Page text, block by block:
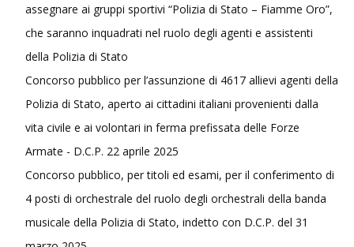
assegnare ai gruppi sportivi “Polizia di Stato – Fiamme Oro”,
che saranno inquadrati nel ruolo degli agenti e assistenti
della Polizia di Stato
Concorso pubblico per l’assunzione di 4617 allievi agenti della
Polizia di Stato, aperto ai cittadini italiani provenienti dalla
vita civile e ai volontari in ferma prefissata delle Forze
Armate - D.C.P. 22 aprile 2025
Concorso pubblico, per titoli ed esami, per il conferimento di
4 posti di orchestrale del ruolo degli orchestrali della banda
musicale della Polizia di Stato, indetto con D.C.P. del 31